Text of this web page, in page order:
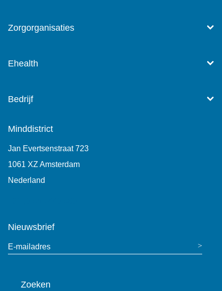
Zorgorganisaties
Ehealth
Bedrijf
Minddistrict
Jan Evertsenstraat 723
1061 XZ Amsterdam
Nederland
Nieuwsbrief
E-mailadres
Zoeken